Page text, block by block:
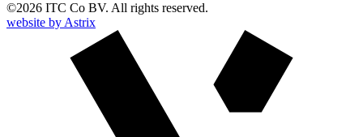
©2026 ITC Co BV. All rights reserved.
website by Astrix